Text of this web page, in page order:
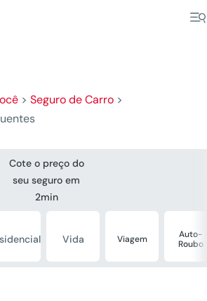
> Seguro de Carro>
Cote o preço do
seu seguro em
2min
Vida Viagem
Auto-
Roubo